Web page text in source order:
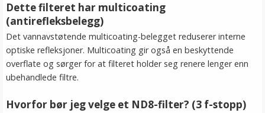
Dette filteret har multicoating
(antirefleksbelegg)
Det vannavstøtende multicoating-belegget reduserer interne
optiske refleksjoner. Multicoating gir også en beskyttende
overflate og sørger for at filteret holder seg renere lenger enn
ubehandlede filtre.
Hvorfor bør jeg velge et ND8-filter? (3 f-stopp)